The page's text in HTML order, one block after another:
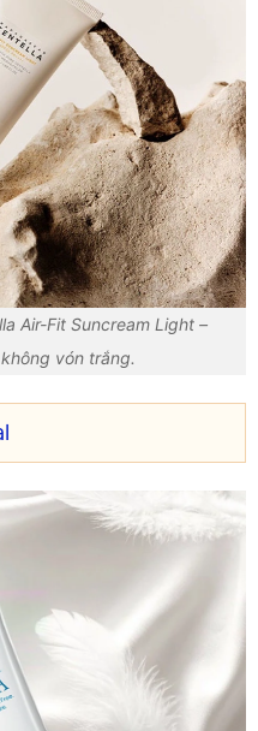
Air-Fit Suncream Light –
vón trắng.